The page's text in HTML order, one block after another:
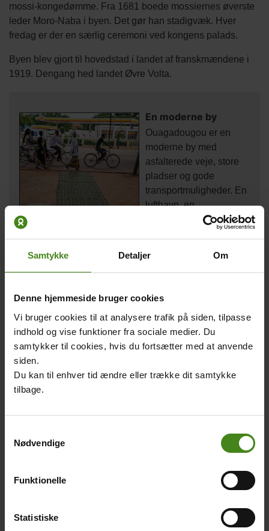
Samtykke Detaljer Om
Denne hjemmeside bruger cookies
Vi bruger cookies til at analysere trafik på siden, tilpasse
indhold og vise funktioner fra sociale medier. Du
samtykker til cookies, hvis du fortsætter med at anvende
siden.
Du kan til enhver tid ændre eller trække dit samtykke
tilbage.
Nødvendige
Funktionelle
Statistiske
mossi-kongedømme. Fra 1681 boede mossiernes øverste
leder Moro-Naba i byen. Det gør han stadigvæk. Hver
fredag er der en særlig ceremoni ved kongens palads.
Byen blev gjort til hovedstad i landet af franskmændene i
1919. Dengang hed landet Øvre Volta.
En moderne by
Ouagadougou er en
moderne by med
asfalterede veje, store
pladser og gode
transportmuligheder. En
lufthavn, en
togforbindelse til Abidjan
gælder dog kun i den
centrale del af byen. Så
snart man kommer lidt
længere væk, dukker de
røde grusveje op.
Byen har tre universiteter
og mange kulturelle
film, dans, teater,
kunsthåndværk. Hvert år
festivaler, som afholdes i byen (film, teater, musik og
Fotos: William Vest-Lillesø